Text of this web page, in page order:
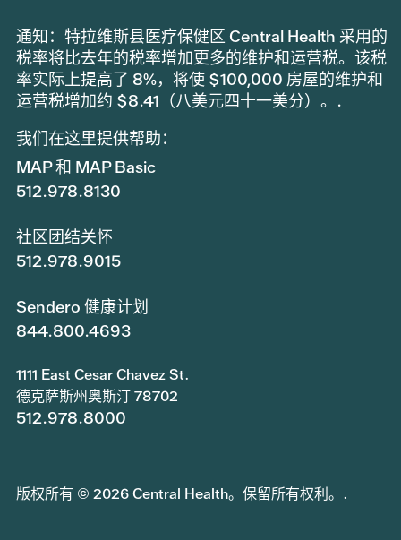
通知：特拉维斯县医疗保健区 Central Health 采用的
税率将比去年的税率增加更多的维护和运营税。该税
率实际上提高了 8%，将使 $100,000 房屋的维护和
运营税增加约 $8.41（八美元四十一美分）。.
我们在这里提供帮助：
MAP 和 MAP Basic
512.978.8130
社区团结关怀
512.978.9015
Sendero 健康计划
844.800.4693
1111 East Cesar Chavez St.
德克萨斯州奥斯汀 78702
512.978.8000
版权所有 © 2026 Central Health。保留所有权利。.